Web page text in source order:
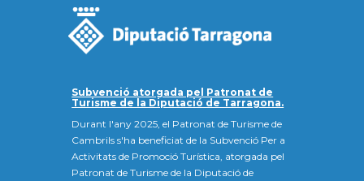
Subvenció atorgada pel Patronat de
Turisme de la Diputació de Tarragona.
Durant l'any 2025, el Patronat de Turisme de
Cambrils s'ha beneficiat de la Subvenció Per a
Activitats de Promoció Turística, atorgada pel
Patronat de Turisme de la Diputació de